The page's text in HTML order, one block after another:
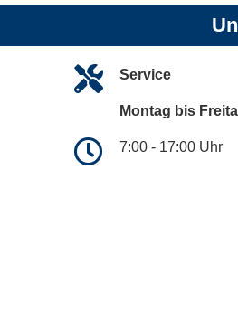
Service
Montag bis
7:00 - 17:00 Uhr